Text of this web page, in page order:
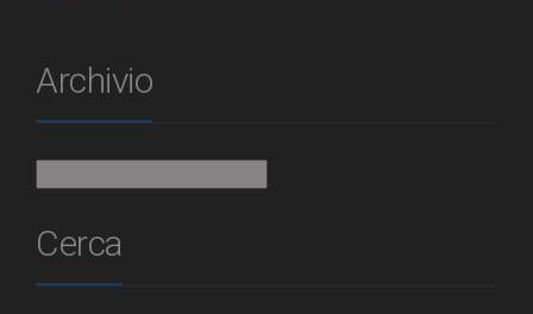
Archivio
Cerca